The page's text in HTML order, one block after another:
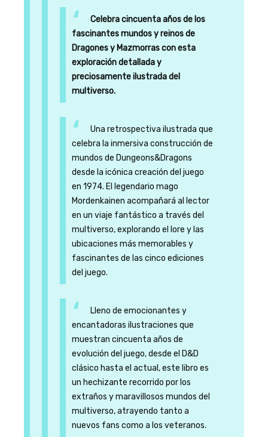
Celebra cincuenta años de los
fascinantes mundos y reinos de
Dragones y Mazmorras con esta
exploración detallada y
preciosamente ilustrada del
multiverso.
Una retrospectiva ilustrada que
celebra la inmersiva construcción de
mundos de Dungeons&Dragons
desde la icónica creación del juego
en 1974. El legendario mago
Mordenkainen acompañará al lector
en un viaje fantástico a través del
multiverso, explorando el lore y las
ubicaciones más memorables y
fascinantes de las cinco ediciones
del juego.
Lleno de emocionantes y
encantadoras ilustraciones que
muestran cincuenta años de
evolución del juego, desde el D&D
clásico hasta el actual, este libro es
un hechizante recorrido por los
extraños y maravillosos mundos del
multiverso, atrayendo tanto a
nuevos fans como a los veteranos.